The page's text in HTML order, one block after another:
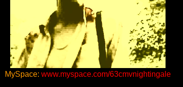
MySpace: www.myspace.com/63cmvnightingale